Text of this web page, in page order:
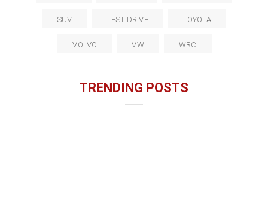
SUV TEST DRIVE TOYOTA
VOLVO VW WRC
TRENDING POSTS